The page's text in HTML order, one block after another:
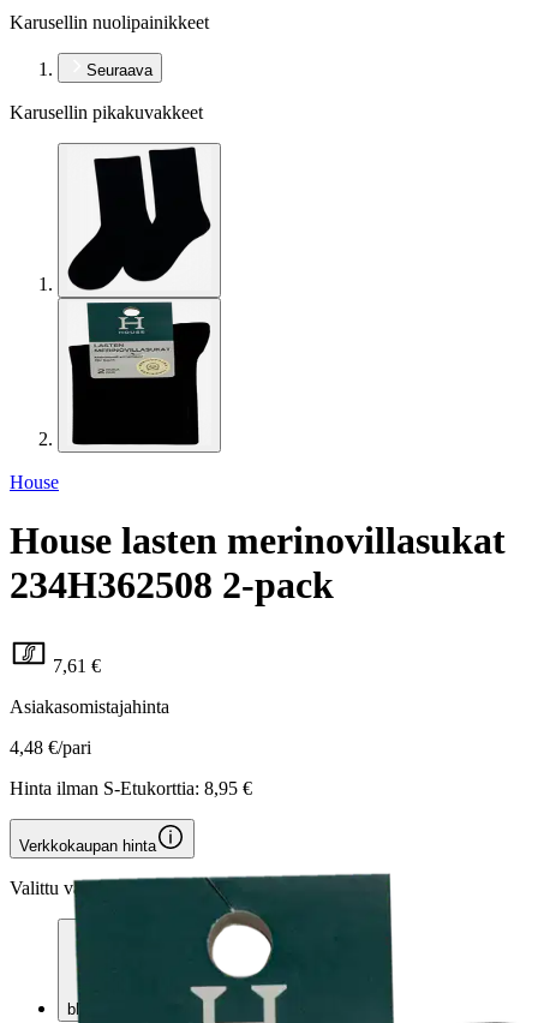
Karusellin nuolipainikkeet
Seuraava
Karusellin pikakuvakkeet
House
House lasten merinovillasukat
234H362508 2-pack
7,61 €
Asiakasomistajahinta
4,48 €/pari
Hinta ilman S-Etukorttia: 8,95 €
Verkkokaupan hinta
Valittu väri:
black